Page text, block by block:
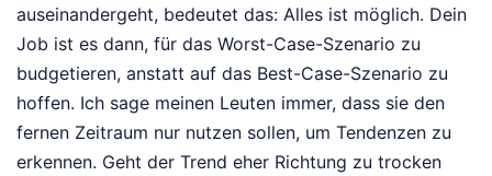
auseinandergeht, bedeutet das: Alles ist möglich. Dein
Job ist es dann, für das Worst-Case-Szenario zu
budgetieren, anstatt auf das Best-Case-Szenario zu
hoffen. Ich sage meinen Leuten immer, dass sie den
fernen Zeitraum nur nutzen sollen, um Tendenzen zu
erkennen. Geht der Trend eher Richtung zu trocken